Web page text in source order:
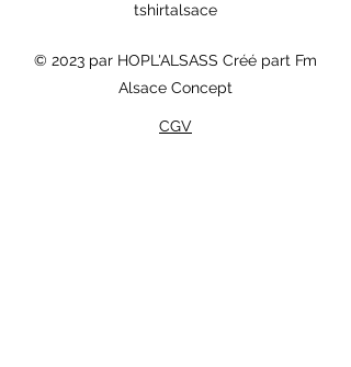
tshirtalsace
© 2023 par HOPL'ALSASS Créé part Fm
Alsace Concept
CGV